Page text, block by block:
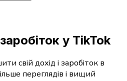
у TikTok
свій дохід і заробіток в
переглядів і вищий